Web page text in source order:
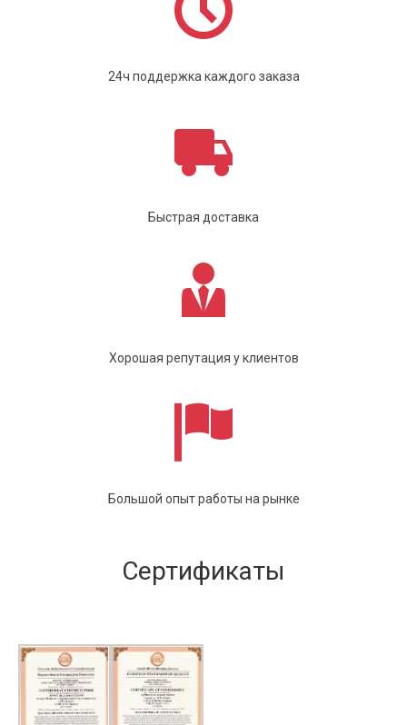
24ч поддержка каждого заказа
Быстрая доставка
Хорошая репутация у клиентов
Большой опыт работы на рынке
Сертификаты